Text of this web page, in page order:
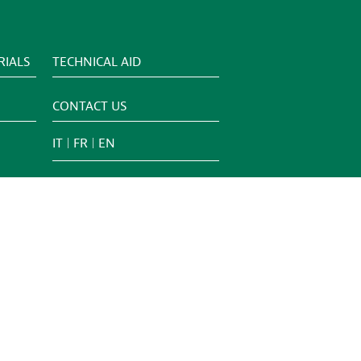
TECHNICAL AID
CONTACT US
IT FR EN